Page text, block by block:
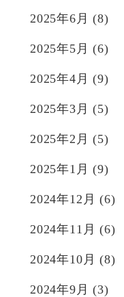
2025年6月 (8)
2025年5月 (6)
2025年4月 (9)
2025年3月 (5)
2025年2月 (5)
2025年1月 (9)
2024年12月 (6)
2024年11月 (6)
2024年10月 (8)
2024年9月 (3)